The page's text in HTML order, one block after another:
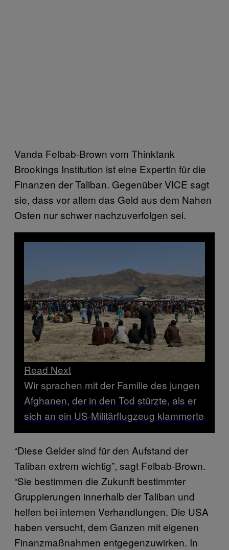
Vanda Felbab-Brown vom Thinktank
Brookings Institution ist eine Expertin für die
Finanzen der Taliban. Gegenüber VICE sagt
sie, dass vor allem das Geld aus dem Nahen
Osten nur schwer nachzuverfolgen sei.
Read Next
Wir sprachen mit der Familie des jungen
Afghanen, der in den Tod stürzte, als er
sich an ein US-Militärflugzeug klammerte
“Diese Gelder sind für den Aufstand der
Taliban extrem wichtig”, sagt Felbab-Brown.
“Sie bestimmen die Zukunft bestimmter
Gruppierungen innerhalb der Taliban und
helfen bei internen Verhandlungen. Die USA
haben versucht, dem Ganzen mit eigenen
Finanzmaßnahmen entgegenzuwirken. In